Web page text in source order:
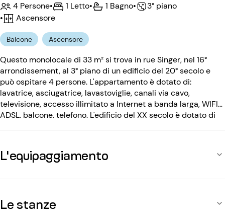
4 Persone• 1 Letto• 1 Bagno•
3° piano
•
Ascensore
Balcone Ascensore
Questo monolocale di 33 m² si trova in rue Singer, nel 16°
arrondissement, al 3° piano di un edificio del 20° secolo e
può ospitare 4 persone. L'appartamento è dotato di:
lavatrice, asciugatrice, lavastoviglie, canali via cavo,
televisione, accesso illimitato a Internet a banda larga, WIFI
ADSL, balcone, telefono. L'edificio del XX secolo è dotato di
L'equipaggiamento
Le stanze